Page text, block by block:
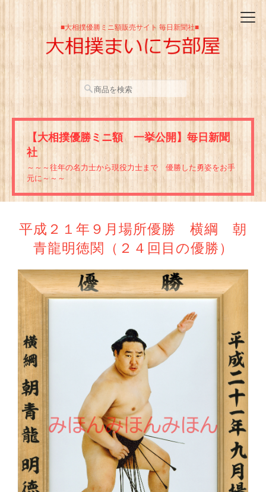
■大相撲優勝ミニ額販売サイト 毎日新聞社■
【大相撲優勝ミニ額 一挙公開】毎日新聞
社
～～～往年の名力士から現役力士まで 優勝した勇姿をお手
元に～～～
平成２１年９月場所優勝 横綱 朝
青龍明徳関（２４回目の優勝）